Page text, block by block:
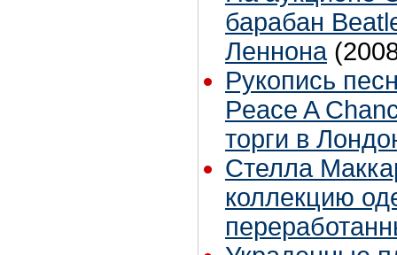
барабан
Леннона
Рукопись
Peace A
торги в
Стелла
коллекцию